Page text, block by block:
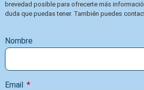
brevedad posible para ofrecerte más
duda que puedas tener. También puedes
Nombre
Email